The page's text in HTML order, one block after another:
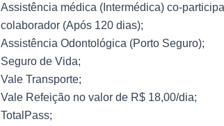
Assistência médica (Intermédica) co-
colaborador (Após 120 dias);
Assistência Odontológica (Porto Seguro);
Seguro de Vida;
Vale Transporte;
Vale Refeição no valor de R$ 18,00/dia;
TotalPass;